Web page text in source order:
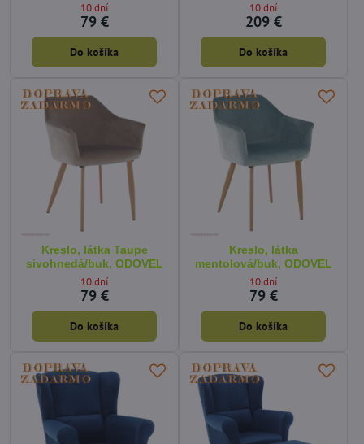
10 dní
79 €
Do košíka
10 dní
209 €
Do košíka
Kreslo, látka Taupe
sivohnedá/buk, ODOVEL
10 dní
79 €
Do košíka
Kreslo, látka
mentolová/buk, ODOVEL
10 dní
79 €
Do košíka